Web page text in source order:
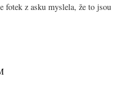
fotek z asku myslela, že to jsou